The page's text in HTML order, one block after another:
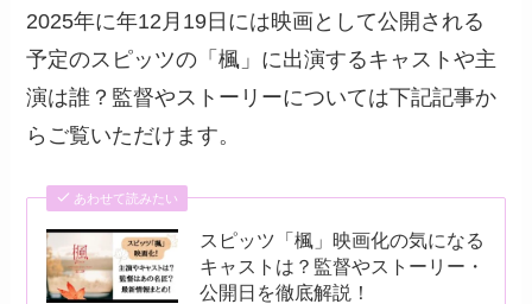
2025年に年12月19日には映画として公開される
予定のスピッツの「楓」に出演するキャストや主
演は誰？監督やストーリーについては下記記事か
らご覧いただけます。
あわせて読みたい
スピッツ「楓」映画化の気になる
キャストは？監督やストーリー・
公開日を徹底解説！